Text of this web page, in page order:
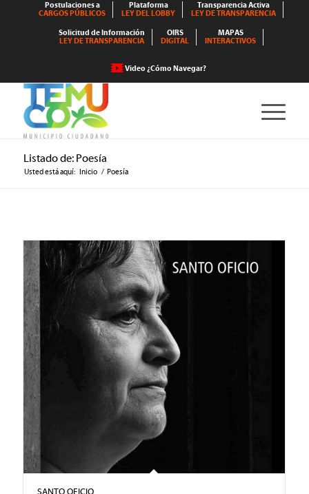
Postulaciones a
CARGOS PÚBLICOS
Plataforma
LEY DEL LOBBY
Transparencia Activa
LEY DE TRANSPARENCIA
Solicitud de Información
LEY DE TRANSPARENCIA
OIRS
DIGITAL
MAPAS
INTERACTIVOS
Video ¿Cómo Navegar?
Listado de: Poesía
Usted está aquí: Inicio / Poesía
SANTO OFICIO